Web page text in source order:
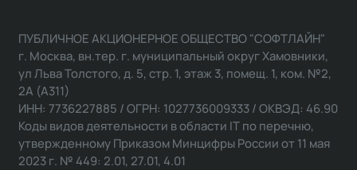
ПУБЛИЧНОЕ АКЦИОНЕРНОЕ ОБЩЕСТВО "СОФТЛАЙН"
г. Москва, вн.тер. г. муниципальный округ Хамовники,
ул Льва Толстого, д. 5, стр. 1, этаж 3, помещ. 1, ком. №2,
2А (А311)
ИНН: 7736227885 / ОГРН: 1027736009333 / ОКВЭД: 46.90
Коды видов деятельности в области IT по перечню,
утвержденному Приказом Минцифры России от 11 мая
2023 г. № 449: 2.01, 27.01, 4.01